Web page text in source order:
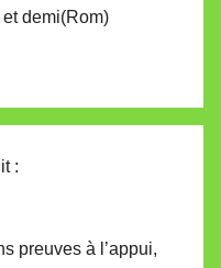
demi(Rom)
:
preuves à l’appui,